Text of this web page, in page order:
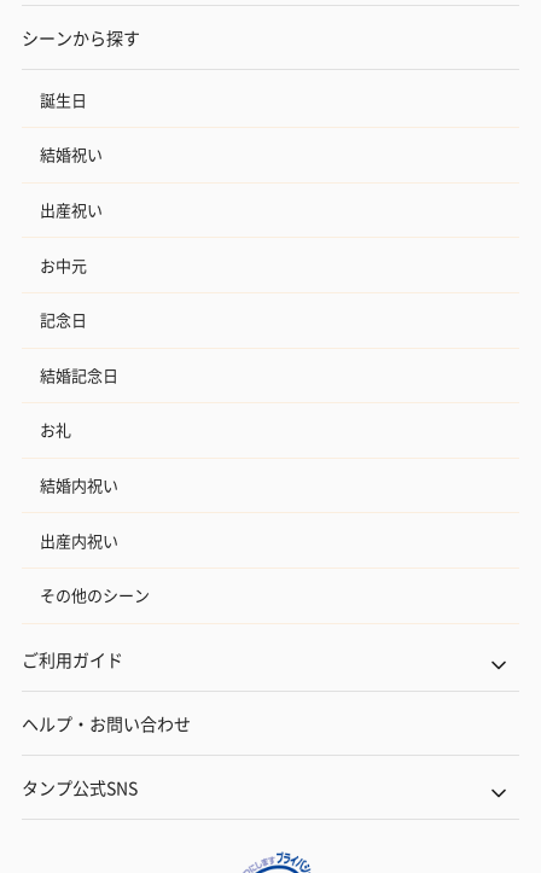
シーンから探す
誕生日
結婚祝い
出産祝い
お中元
記念日
結婚記念日
お礼
結婚内祝い
出産内祝い
その他のシーン
ご利用ガイド
ヘルプ・お問い合わせ
タンプ公式SNS